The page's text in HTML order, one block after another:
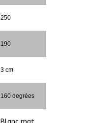
250
190
3 cm
160 degrées